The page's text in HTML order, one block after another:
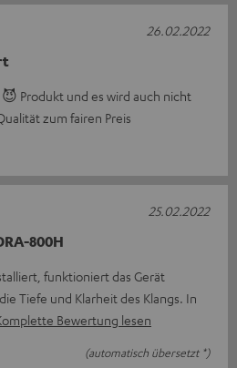
Produkt und es wird auch nicht
zum fairen Preis
26.02.2022
800H
funktioniert das Gerät
Tiefe und Klarheit des Klangs. In
Bewertung lesen
(automatisch übersetzt *)
25.02.2022